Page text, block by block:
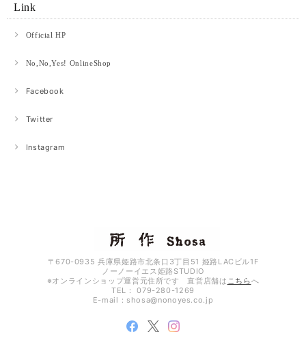
Link
Official HP
No,No,Yes! OnlineShop
Facebook
Twitter
Instagram
〒670-0935 兵庫県姫路市北条口3丁目51 姫路LACビル1F
ノーノーイエス姫路STUDIO
※オンラインショップ運営元住所です 直営店舗は こちらへ
TEL： 079-280-1269
E-mail： shosa@nonoyes.co.jp